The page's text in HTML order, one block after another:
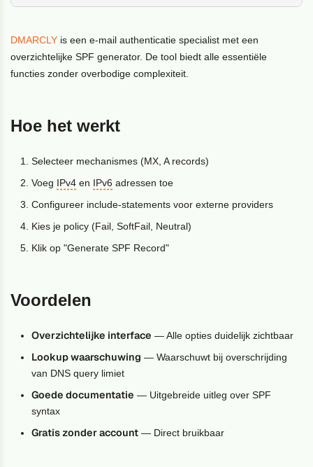
DMARCLY is een e-mail authenticatie specialist met een
overzichtelijke SPF generator. De tool biedt alle essentiële
functies zonder overbodige complexiteit.
Hoe het werkt
Selecteer mechanismes (MX, A records)
Voeg IPv4 en IPv6 adressen toe
Configureer include-statements voor externe providers
Kies je policy (Fail, SoftFail, Neutral)
Klik op "Generate SPF Record"
Voordelen
Overzichtelijke interface — Alle opties duidelijk zichtbaar
Lookup waarschuwing — Waarschuwt bij overschrijding
van DNS query limiet
Goede documentatie — Uitgebreide uitleg over SPF
syntax
Gratis zonder account — Direct bruikbaar